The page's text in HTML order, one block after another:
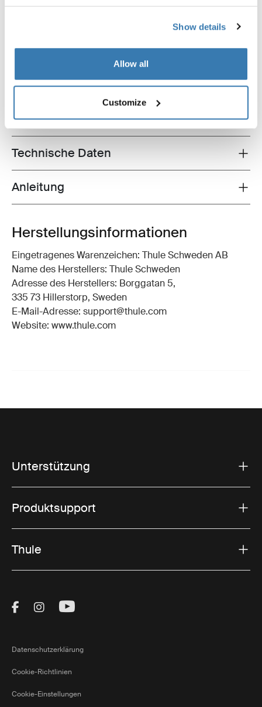
Show details
Allow all
Customize
95,00 €
Toggle features
Alle Eigenschaften
Toggle techspec
Technische Daten
Toggle guides and instructions
Anleitung
Herstellungsinformationen
Eingetragenes Warenzeichen: Thule Schweden AB
Name des Herstellers: Thule Schweden
Adresse des Herstellers: Borggatan 5,
335 73 Hillerstorp, Sweden
E-Mail-Adresse: support@thule.com
Website: www.thule.com
Unterstützung
Produktsupport
Thule
Visit Thule on Facebook (external link)
Visit Thule on Instagram (external link)
Visit Thule on Youtube (external
Datenschutzerklärung
Cookie-Richtlinien
Cookie-Einstellungen